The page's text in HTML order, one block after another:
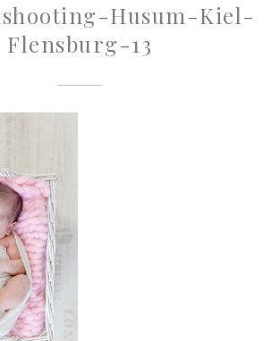
Husum-Kiel-
Flensburg-13